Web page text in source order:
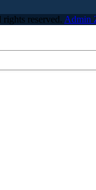
reserved. Admin